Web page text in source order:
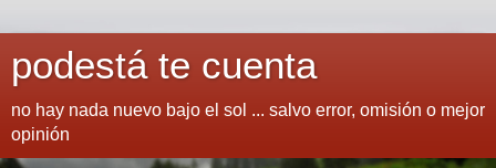
podestá te cuenta
no hay nada nuevo bajo el sol ... salvo error, omisión o mejor
opinión